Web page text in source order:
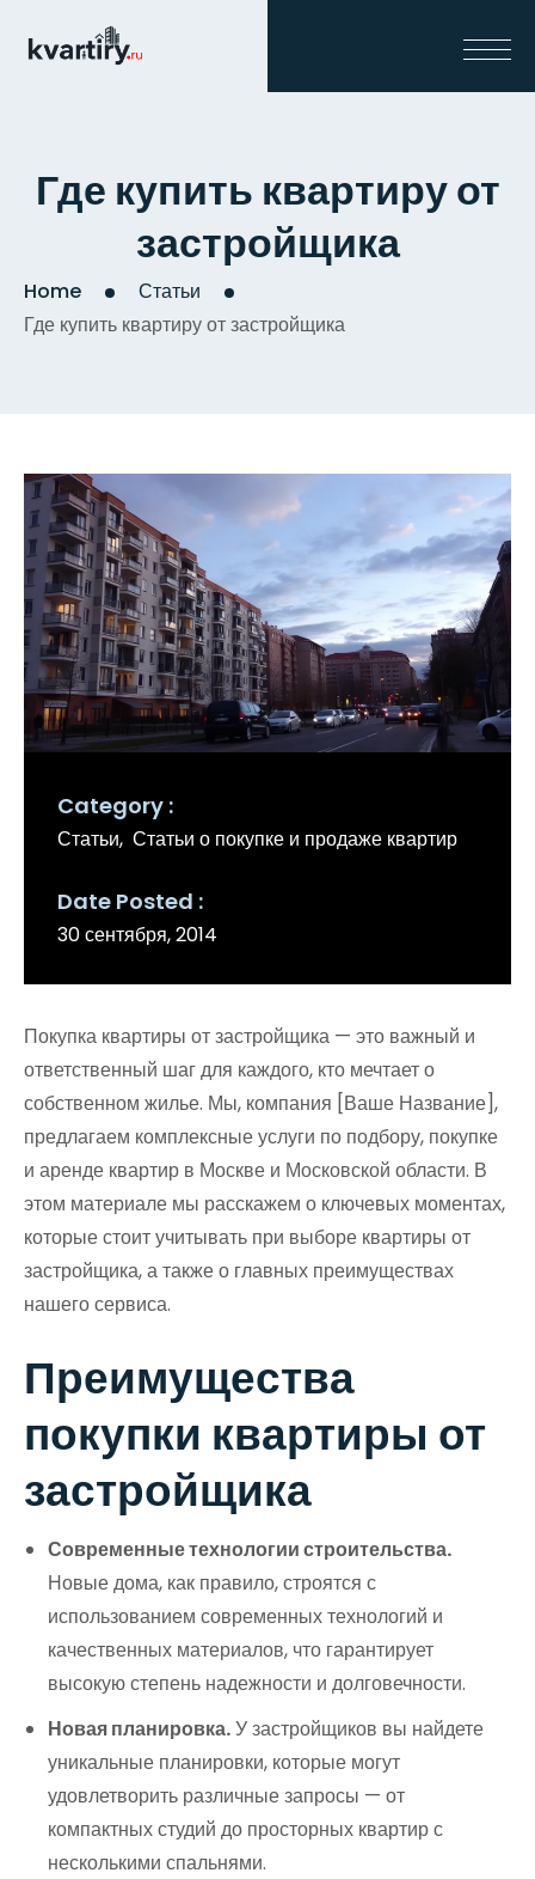
Где купить квартиру от
застройщика
Home
Статьи
Где купить квартиру от застройщика
Category
Статьи Статьи о покупке и продаже квартир
Date Posted
30 сентября, 2014
Покупка квартиры от застройщика — это важный и
ответственный шаг для каждого, кто мечтает о
собственном жилье. Мы, компания [Ваше Название],
предлагаем комплексные услуги по подбору, покупке
и аренде квартир в Москве и Московской области. В
этом материале мы расскажем о ключевых моментах,
которые стоит учитывать при выборе квартиры от
застройщика, а также о главных преимуществах
нашего сервиса.
Преимущества
покупки квартиры от
застройщика
Современные технологии строительства.
Новые дома, как правило, строятся с
использованием современных технологий и
качественных материалов, что гарантирует
высокую степень надежности и долговечности.
Новая планировка.У застройщиков вы найдете
уникальные планировки, которые могут
удовлетворить различные запросы — от
компактных студий до просторных квартир с
несколькими спальнями.